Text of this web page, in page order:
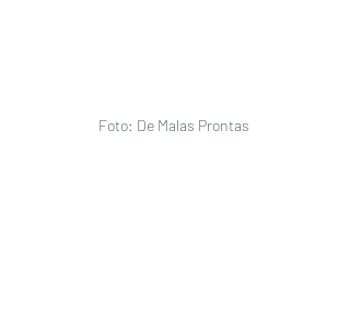
Foto: De Malas Prontas